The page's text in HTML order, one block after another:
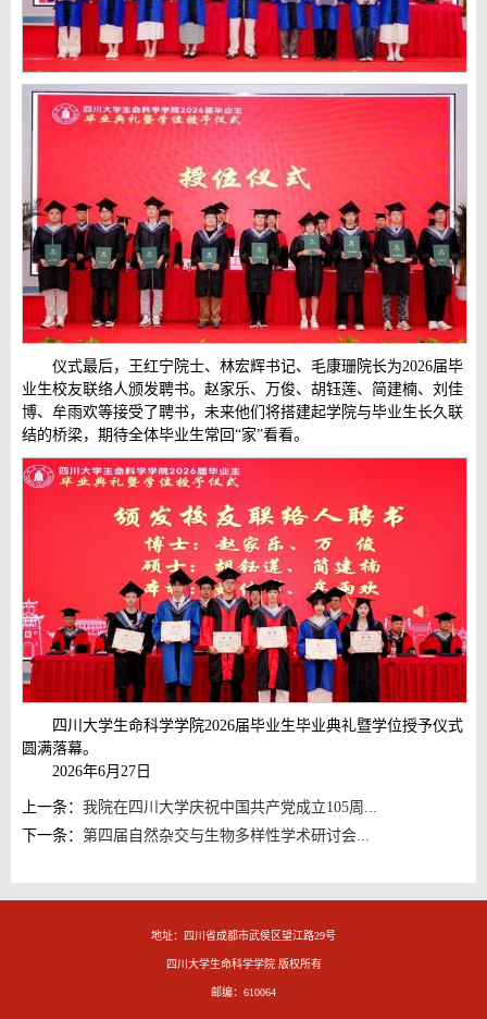
仪式最后，王红宁院士、林宏辉书记、毛康珊院长为2026届毕
业生校友联络人颁发聘书。赵家乐、万俊、胡钰莲、简建楠、刘佳
博、牟雨欢等接受了聘书，未来他们将搭建起学院与毕业生长久联
结的桥梁，期待全体毕业生常回“家”看看。
四川大学生命科学学院2026届毕业生毕业典礼暨学位授予仪式
圆满落幕。
2026年6月27日
上一条： 我院在四川大学庆祝中国共产党成立105周...
下一条： 第四届自然杂交与生物多样性学术研讨会...
地址：四川省成都市武侯区望江路29号
四川大学生命科学学院 版权所有
邮编：610064